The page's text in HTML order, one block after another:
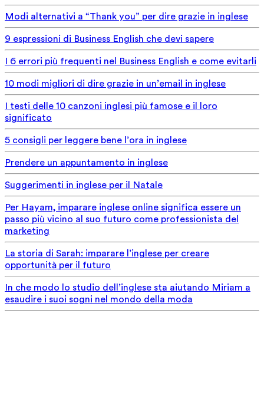
Modi alternativi a “Thank you” per dire grazie in inglese
9 espressioni di Business English che devi sapere
I 6 errori più frequenti nel Business English e come evitarli
10 modi migliori di dire grazie in un’email in inglese
I testi delle 10 canzoni inglesi più famose e il loro
significato
5 consigli per leggere bene l’ora in inglese
Prendere un appuntamento in inglese
Suggerimenti in inglese per il Natale
Per Hayam, imparare inglese online significa essere un
passo più vicino al suo futuro come professionista del
marketing
La storia di Sarah: imparare l’inglese per creare
opportunità per il futuro
In che modo lo studio dell’inglese sta aiutando Miriam a
esaudire i suoi sogni nel mondo della moda